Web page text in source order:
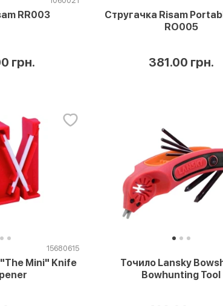
RR003
грн.
Стругачка Risam
RO005
381.00 грн.
15680615
Mini" Knife
Точило Lansky
Bowhunting Tool